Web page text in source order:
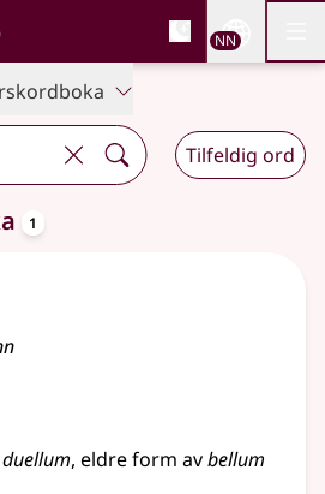
, Bokmålsordboka og
NN
Tilfeldig ord
tilgjengelege
1
duellum, eldreform avbellum